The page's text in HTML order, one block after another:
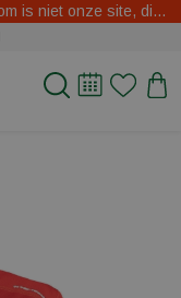
Waarschuwing de site leerentveldvrijetijd.com is niet onze site, dit zijn oplichters.